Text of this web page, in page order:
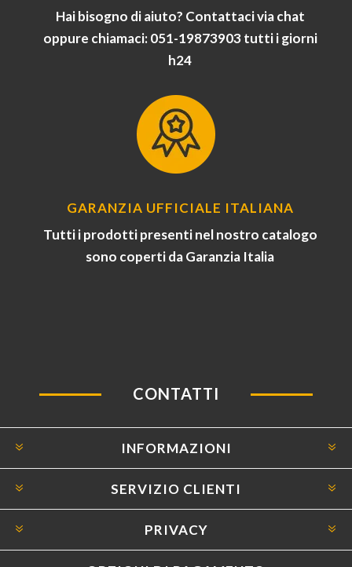
Hai bisogno di aiuto? Contattaci via chat
oppure chiamaci: 051-19873903 tutti i giorni
h24
GARANZIA UFFICIALE ITALIANA
Tutti i prodotti presenti nel nostro catalogo
sono coperti da Garanzia Italia
CONTATTI
INFORMAZIONI
SERVIZIO CLIENTI
PRIVACY